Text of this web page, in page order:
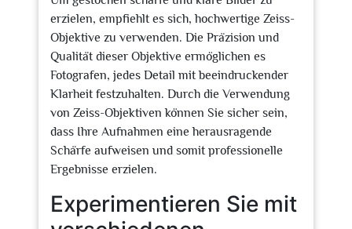
erzielen, empfiehlt es sich, hochwertige Zeiss-
Objektive zu verwenden. Die Präzision und
Qualität dieser Objektive ermöglichen es
Fotografen, jedes Detail mit beeindruckender
Klarheit festzuhalten. Durch die Verwendung
von Zeiss-Objektiven können Sie sicher sein,
dass Ihre Aufnahmen eine herausragende
Schärfe aufweisen und somit professionelle
Ergebnisse erzielen.
Experimentieren Sie mit